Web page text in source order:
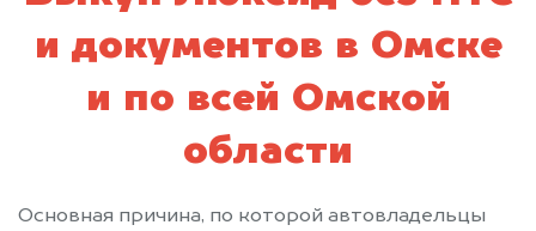
и документов в Омске
и по всей Омской
области
Основная причина, по которой автовладельцы